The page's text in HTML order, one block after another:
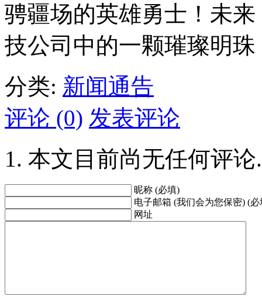
骋疆场的英雄勇士！未
技公司中的一颗璀璨明珠
分类: 新闻通告
评论 (0) 发表评论
本文目前尚无任何评论.
昵称 (必填)
电子邮箱 (我们会为您保密) (必
网址